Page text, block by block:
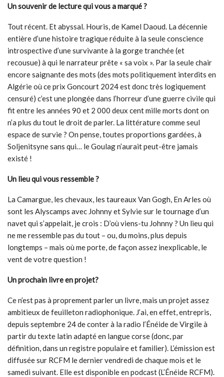
Un souvenir de lecture qui vous a marqué ?
Tout récent. Et abyssal. Houris, de Kamel Daoud. La décennie
entière d’une histoire tragique réduite à la seule conscience
introspective d’une survivante à la gorge tranchée (et
recousue) à qui le narrateur prête « sa voix ». Par la seule chair
encore saignante des mots (des mots politiquement interdits en
Algérie où ce prix Goncourt 2024 est donc très logiquement
censuré) c’est une plongée dans l’horreur d’une guerre civile qui
fit entre les années 90 et 2 000 deux cent mille morts dont on
n’a plus du tout le droit de parler. La littérature comme seul
espace de survie ? On pense, toutes proportions gardées, à
Soljenitsyne sans qui… le Goulag n’aurait peut-être jamais
existé !
Un lieu qui vous ressemble ?
La Camargue, les chevaux, les taureaux Van Gogh, En Arles où
sont les Alyscamps avec Johnny et Sylvie sur le tournage d’un
navet qui s’appelait, je crois : D’où viens-tu Johnny ? Un lieu qui
ne me ressemble pas du tout – ou, du moins, plus depuis
longtemps – mais où me porte, de façon assez inexplicable, le
vent de votre question !
Un prochain livre en projet?
Ce n’est pas à proprement parler un livre, mais un projet assez
ambitieux de feuilleton radiophonique. J’ai, en effet, entrepris,
depuis septembre 24 de conter à la radio l’Énéide de Virgile à
partir du texte latin adapté en langue corse (donc, par
définition, dans un registre populaire et familier). L’émission est
diffusée sur RCFM le dernier vendredi de chaque mois et le
samedi suivant. Elle est disponible en podcast (L’Énéide RCFM).